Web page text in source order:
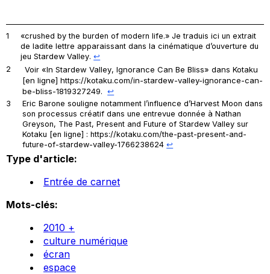
1 «crushed by the burden of modern life.» Je traduis ici un extrait
de ladite lettre apparaissant dans la cinématique d’ouverture du
jeuStardew Valley.↩︎
2
Voir «InStardew Valley, Ignorance Can Be Bliss» dansKotaku
[en ligne] https://kotaku.com/in-stardew-valley-ignorance-can-
be-bliss-1819327249. ↩︎
3 Eric Barone souligne notamment l’influence d’Harvest Moondans
son processus créatif dans une entrevue donnée à Nathan
Greyson, The Past, Present and Future ofStardew Valley sur
Kotaku [en ligne] : https://kotaku.com/the-past-present-and-
future-of-stardew-valley-1766238624↩︎
Type d'article:
Entrée de carnet
Mots-clés:
2010 +
culture numérique
écran
espace